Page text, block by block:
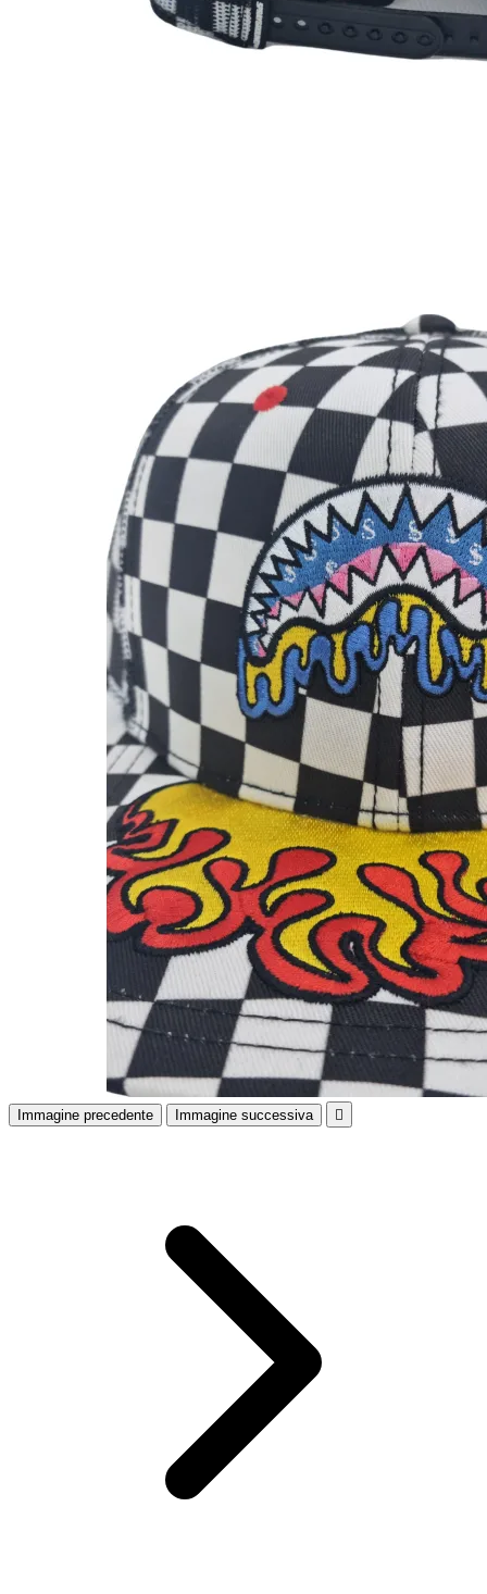
Immagine precedente Immagine successiva 